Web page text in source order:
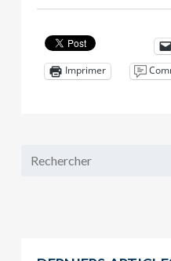
Imprimer